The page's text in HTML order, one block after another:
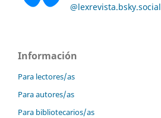
@lexrevista.bsky.social
Información
Para lectores/as
Para autores/as
Para bibliotecarios/as